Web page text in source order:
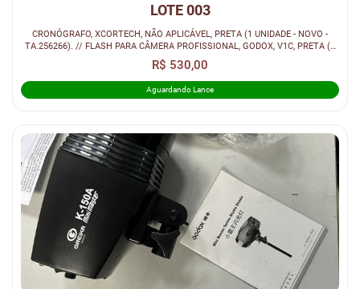
LOTE 003
CRONÓGRAFO, XCORTECH, NÃO APLICÁVEL, PRETA (1 UNIDADE - NOVO -
TA.256266). // FLASH PARA CÂMERA PROFISSIONAL, GODOX, V1C, PRETA (1
UNIDADE -...
R$ 530,00
Aguardando Lance